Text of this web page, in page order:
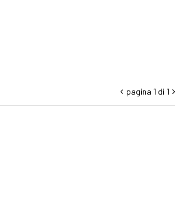
 pagina 1 di 1 